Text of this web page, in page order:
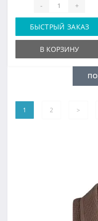
- +
БЫСТРЫЙ ЗАКАЗ
В КОРЗИНУ
1 2 >